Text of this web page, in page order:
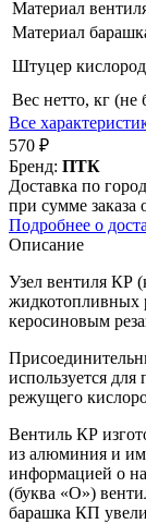
Материал
Материал
Штуцер
Вес нетто, кг (не
Все
570 ₽
Бренд: ПТК
Доставка по
при сумме заказа
Подробнее о
Описание
Узел вентиля КР
жидкотопливных
керосиновым
используется
режущего
Вентиль КР
из алюминия и
информацией о
(буква «О»)
барашка КП